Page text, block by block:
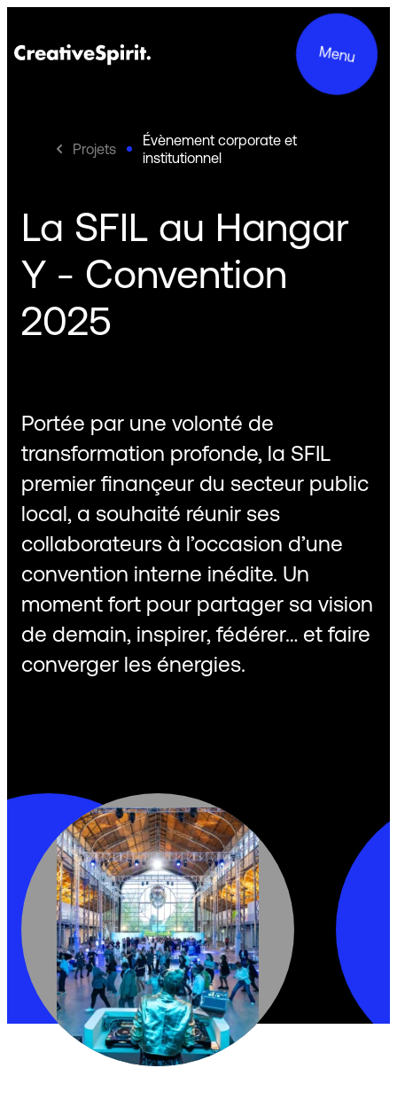
Menu
Projets
Services
Le groupe
Engagements
Projets
Évènement corporate et
institutionnel
La SFIL au Hangar
Y - Convention
2025
Portée par une volonté de
transformation profonde, la SFIL
premier finançeur du secteur public
local, a souhaité réunir ses
collaborateurs à l’occasion d’une
convention interne inédite. Un
moment fort pour partager sa vision
de demain, inspirer, fédérer… et faire
converger les énergies.